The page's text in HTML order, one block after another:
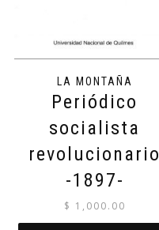
LA MONTAÑA
Periódico
socialista
revolucionario
-1897-
$ 1,000.00